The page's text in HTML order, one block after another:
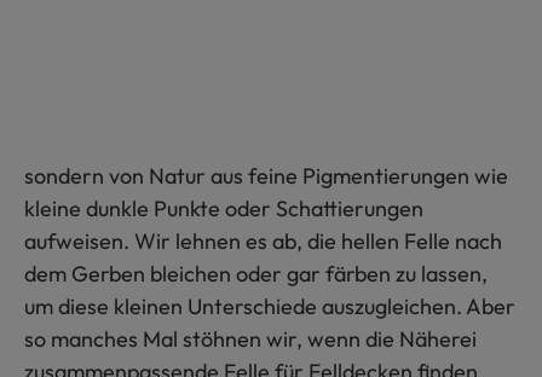
sondern von Natur aus feine Pigmentierungen wie
kleine dunkle Punkte oder Schattierungen
aufweisen. Wir lehnen es ab, die hellen Felle nach
dem Gerben bleichen oder gar färben zu lassen,
um diese kleinen Unterschiede auszugleichen. Aber
so manches Mal stöhnen wir, wenn die Näherei
zusammenpassende Felle für Felldecken finden